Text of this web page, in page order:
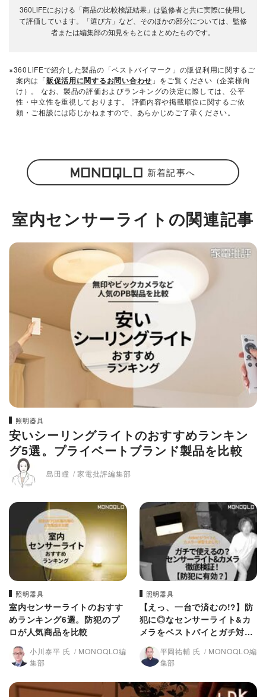
360LiFEにおける「商品の比較検証結果」は監修者と共に実際に使用し
て評価しています。「選び方」など、そのほかの部分については、監修
者または編集部の知見をもとにまとめたものです。
※360LiFEで紹介した製品の「ベストバイマーク」の販促利用に関するご
案内は「販促活用に関するお問い合わせ 」をご覧ください（企業様向
け）。 なお、製品の評価およびランキングの決定に際しては、公平
性・中立性を重視しております。 評価内容や掲載順位に関するご依
頼・ご相談には応じかねますので、あらかじめご了承ください。
新着記事へ
室内センサーライトの関連記事
照明器具
安いシーリングライトのおすすめランキン
グ5選。プライベートブランド製品を比較
島田瞳 家電批評編集部
照明器具
室内センサーライトのおすす
めランキング6選。防犯のプ
ロが人気商品を比較
小川泰平 氏
MONOQLO編
集部
照明器具
【えっ、一台で済むの!?】防
犯に◎なセンサーライト&カ
メラをベストバイとガチ対決
させた
平岡祐輔 氏
MONOQLO編
集部